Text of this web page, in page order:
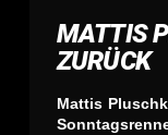
MATTIS
ZURÜCK
Mattis